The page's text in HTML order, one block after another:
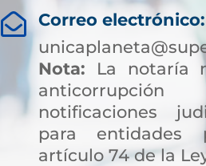

Correo electrónico:
Nota: La notaría
notificaciones
para entidades
artículo 74 de la